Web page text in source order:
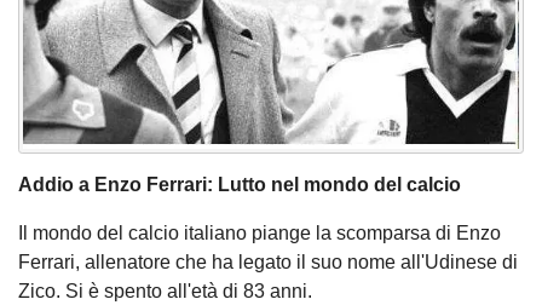
Addio a Enzo Ferrari: Lutto nel mondo del calcio
Il mondo del calcio italiano piange la scomparsa di Enzo
Ferrari, allenatore che ha legato il suo nome all'Udinese di
Zico. Si è spento all'età di 83 anni.